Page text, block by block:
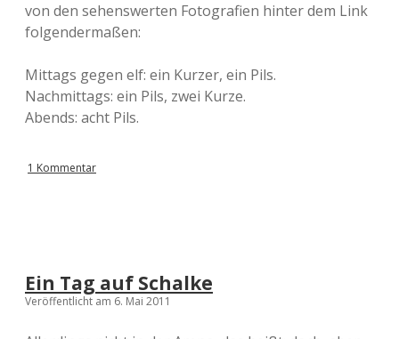
von den sehenswerten Fotografien hinter dem Link
folgendermaßen:
Mittags gegen elf: ein Kurzer, ein Pils.
Nachmittags: ein Pils, zwei Kurze.
Abends: acht Pils.
1 Kommentar
Ein Tag auf Schalke
Veröffentlicht am 6. Mai 2011